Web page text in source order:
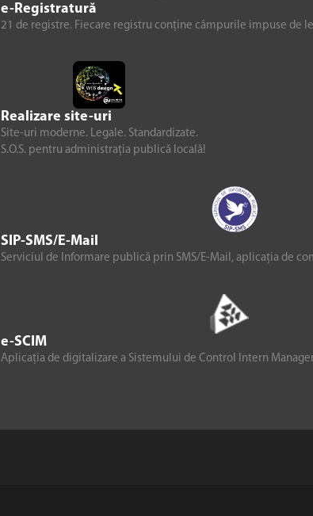
e-Registratură
21 de registre. Fiecare registru conține câmpurile impuse de
Realizare site-uri
Site-uri moderne. Legale. Standardizate.
S.O.S. pentru administrația publică locală!
SIP-SMS/E-Mail
Serviciul de Informare publică prin SMS/E-Mail, aplicația de
e-SCIM
Aplicația de digitalizare a Sistemului de Control Intern